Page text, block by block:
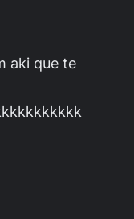
aki que te